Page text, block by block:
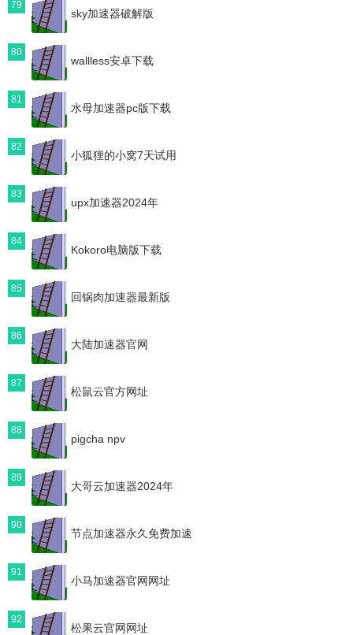
79
sky加速器破解版
80
wallless安卓下载
81
水母加速器pc版下载
82
小狐狸的小窝7天试用
83
upx加速器2024年
84
Kokoro电脑版下载
85
回锅肉加速器最新版
86
大陆加速器官网
87
松鼠云官方网址
88
pigcha npv
89
大哥云加速器2024年
90
节点加速器永久免费加速
91
小马加速器官网网址
92
松果云官网网址